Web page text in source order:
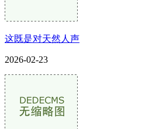
这既是对天然人声
2026-02-23